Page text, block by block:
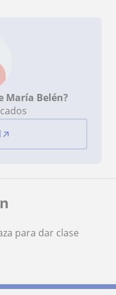
María Belén?
para dar clase